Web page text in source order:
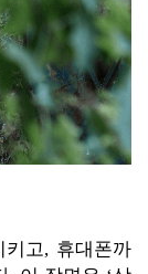
고, 휴대폰까